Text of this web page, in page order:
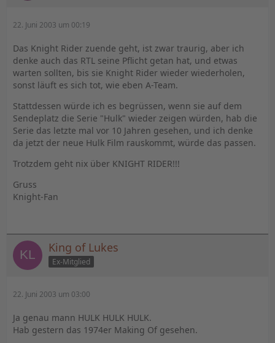
22. Juni 2003 um 00:19
Das Knight Rider zuende geht, ist zwar traurig, aber ich
denke auch das RTL seine Pflicht getan hat, und etwas
warten sollten, bis sie Knight Rider wieder wiederholen,
sonst läuft es sich tot, wie eben A-Team.
Stattdessen würde ich es begrüssen, wenn sie auf dem
Sendeplatz die Serie "Hulk" wieder zeigen würden, hab die
Serie das letzte mal vor 10 Jahren gesehen, und ich denke
da jetzt der neue Hulk Film rauskommt, würde das passen.
Trotzdem geht nix über KNIGHT RIDER!!!
Gruss
Knight-Fan
King of Lukes
Ex-Mitglied
22. Juni 2003 um 03:00
Ja genau mann HULK HULK HULK.
Hab gestern das 1974er Making Of gesehen.